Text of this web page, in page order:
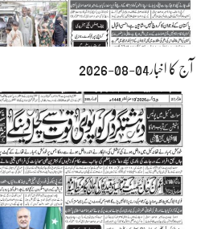
آج کا اخبار04-08-2026